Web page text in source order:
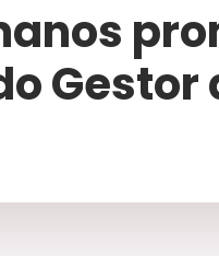
Gestor